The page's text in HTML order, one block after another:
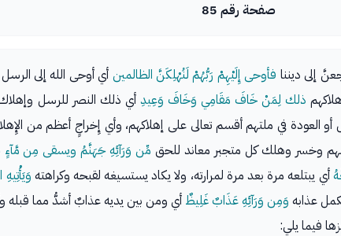
صفحة رقم 85
إلى ديننا فأوحى إِلَيْهِمْ رَبُّهُمْ لَنُهْلِكَنَّ الظالمين أي أوحى الله إلى
ذلك لِمَنْ خَافَ مَقَامِي وَخَافَ وَعِيدِ أي ذلك النصر للرسل
العودة في ملتهم أقسم تعالى على إهلاكهم، وأي إِخراجٍ أعظم من
وخسر وهلك كل متجبر معاند للحق مِّن وَرَآئِهِ جَهَنَّمُ ويسقى مِن
أي يبتلعه مرة بعد مرة لمرارته، ولا يكاد يستسيغه لقبحه وكراهته
عذابه وَمِن وَرَآئِهِ عَذَابٌ غَلِيظٌ أي ومن بين يديه عذابٌ أشدُّ مما قبله
فيما يلي: